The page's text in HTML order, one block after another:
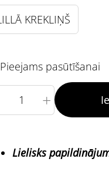
KREKLIŅŠ
Pieejams pasūtīšanai
+
Lielisks